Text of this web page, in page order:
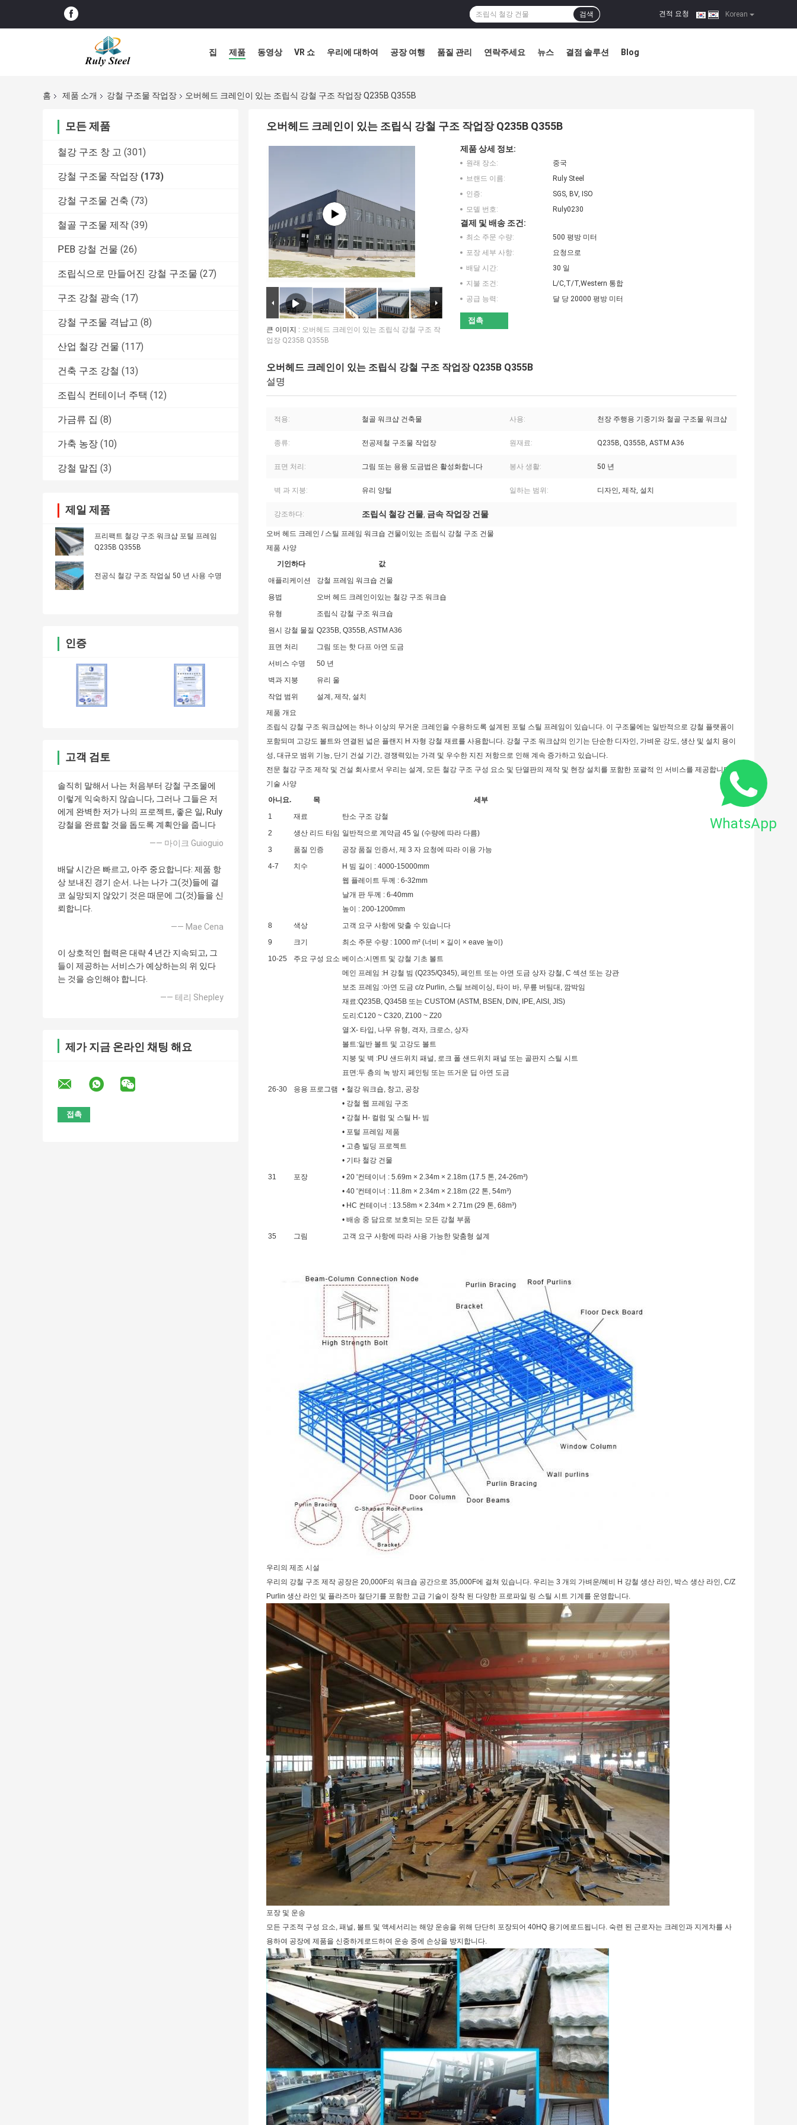
Korean
견적 요청 |
검색
집 제품 동영상 VR 쇼 우리에 대하여 공장 여행 품질 관리 연락주세요 뉴스 결점 솔루션 Blog
홈 제품 소개 강철 구조물 작업장 오버헤드 크레인이 있는 조립식 강철 구조 작업장 Q235B Q355B
모든 제품
철강 구조 창 고 (301)
강철 구조물 작업장 (173)
강철 구조물 건축 (73)
철골 구조물 제작 (39)
PEB 강철 건물 (26)
조립식으로 만들어진 강철 구조물 (27)
구조 강철 광속 (17)
강철 구조물 격납고 (8)
산업 철강 건물 (117)
건축 구조 강철 (13)
조립식 컨테이너 주택 (12)
가금류 집 (8)
가축 농장 (10)
강철 말집 (3)
제일 제품
프리팩트 철강 구조 워크샵 포털 프레임
Q235B Q355B
전공식 철강 구조 작업실 50 년 사용 수명
인증
고객 검토
솔직히 말해서 나는 처음부터 강철 구조물에
이렇게 익숙하지 않습니다, 그러나 그들은 저
에게 완벽한 저가 나의 프로젝트, 좋은 일, Ruly
강철을 완료할 것을 돕도록 계획안을 줍니다
—— 마이크 Guioguio
배달 시간은 빠르고, 아주 중요합니다: 제품 항
상 보내진 경기 순서. 나는 나가 그(것)들에 결
코 실망되지 않았기 것은 때문에 그(것)들을 신
뢰합니다.
—— Mae Cena
이 상호적인 협력은 대략 4 년간 지속되고, 그
들이 제공하는 서비스가 예상하는의 위 있다
는 것을 승인해야 합니다.
—— 테리 Shepley
제가 지금 온라인 채팅 해요
오버헤드 크레인이 있는 조립식 강철 구조 작업장 Q235B Q355B
큰 이미지 : 오버헤드 크레인이 있는 조립식 강철 구조 작
업장 Q235B Q355B
제품 상세 정보:
원래 장소:
중국
브랜드 이름:
Ruly Steel
인증:
SGS, BV, ISO
모델 번호:
Ruly0230
결제 및 배송 조건:
최소 주문 수량:
500 평방 미터
포장 세부 사항:
요청으로
배달 시간:
30 일
지불 조건:
L/C,T/T,Western 통합
공급 능력:
달 당 20000 평방 미터
접촉
오버헤드 크레인이 있는 조립식 강철 구조 작업장 Q235B Q355B
설명
적용: 철골 워크샵 건축물 사용: 천장 주행용 기중기와 철골 구조물 워크샵
종류: 전공제철 구조물 작업장 원재료: Q235B, Q355B, ASTM A36
표면 처리: 그림 또는 용융 도금법은 활성화합니다 봉사 생활: 50 년
벽 과 지붕: 유리 양털 일하는 범위: 디자인, 제작, 설치
강조하다: 조립식 철강 건물, 금속 작업장 건물
오버 헤드 크레인 / 스틸 프레임 워크숍 건물이있는 조립식 강철 구조 건물
제품 사양
기인하다
값
애플리케이션
강철 프레임 워크숍 건물
용법
오버 헤드 크레인이있는 철강 구조 워크숍
유형
조립식 강철 구조 워크숍
원시 강철 물질 Q235B, Q355B, ASTM A36
표면 처리
그림 또는 핫 다프 아연 도금
서비스 수명
50 년
벽과 지붕
유리 울
작업 범위
설계, 제작, 설치
제품 개요
조립식 강철 구조 워크샵에는 하나 이상의 무거운 크레인을 수용하도록 설계된 포털 스틸 프레임이 있습니다. 이 구조물에는 일반적으로 강철 플랫폼이
포함되며 고강도 볼트와 연결된 넓은 플랜지 H 자형 강철 재료를 사용합니다. 강철 구조 워크샵의 인기는 단순한 디자인, 가벼운 강도, 생산 및 설치 용이
성, 대규모 범위 기능, 단기 건설 기간, 경쟁력있는 가격 및 우수한 지진 저항으로 인해 계속 증가하고 있습니다.
전문 철강 구조 제작 및 건설 회사로서 우리는 설계, 모든 철강 구조 구성 요소 및 단열판의 제작 및 현장 설치를 포함한 포괄적 인 서비스를 제공합니다.
기술 사양
아니요.
목
세부
1
재료
탄소 구조 강철
2
생산 리드 타임 일반적으로 계약금 45 일 (수량에 따라 다름)
3
품질 인증
공장 품질 인증서, 제 3 자 요청에 따라 이용 가능
4-7
치수
H 빔 길이 : 4000-15000mm
웹 플레이트 두께 : 6-32mm
날개 판 두께 : 6-40mm
높이 : 200-1200mm
8
색상
고객 요구 사항에 맞출 수 있습니다
9
크기
최소 주문 수량 : 1000 m² (너비 × 길이 × eave 높이)
10-25
주요 구성 요소 베이스:시멘트 및 강철 기초 볼트
메인 프레임 :H 강철 빔 (Q235/Q345), 페인트 또는 아연 도금 상자 강철, C 섹션 또는 강관
보조 프레임 :아연 도금 c/z Purlin, 스틸 브레이싱, 타이 바, 무릎 버팀대, 깜박임
재료:Q235B, Q345B 또는 CUSTOM (ASTM, BSEN, DIN, IPE, AISI, JIS)
도리:C120 ~ C320, Z100 ~ Z20
열:X- 타입, 나무 유형, 격자, 크로스, 상자
볼트:일반 볼트 및 고강도 볼트
지붕 및 벽 :PU 샌드위치 패널, 로크 폴 샌드위치 패널 또는 골판지 스틸 시트
표면:두 층의 녹 방지 페인팅 또는 뜨거운 딥 아연 도금
26-30
응용 프로그램 • 철강 워크숍, 창고, 공장
• 강철 웹 프레임 구조
• 강철 H- 컬럼 및 스틸 H- 빔
• 포털 프레임 제품
• 고층 빌딩 프로젝트
• 기타 철강 건물
31
포장
• 20 '컨테이너 : 5.69m × 2.34m × 2.18m (17.5 톤, 24-26m³)
• 40 '컨테이너 : 11.8m × 2.34m × 2.18m (22 톤, 54m³)
• HC 컨테이너 : 13.58m × 2.34m × 2.71m (29 톤, 68m³)
• 배송 중 담요로 보호되는 모든 강철 부품
35
그림 고객 요구 사항에 따라 사용 가능한 맞춤형 설계
우리의 제조 시설
우리의 강철 구조 제작 공장은 20,000F의 워크숍 공간으로 35,000F에 걸쳐 있습니다. 우리는 3 개의 가벼운/헤비 H 강철 생산 라인, 박스 생산 라인, C/Z
Purlin 생산 라인 및 플라즈마 절단기를 포함한 고급 기술이 장착 된 다양한 프로파일 링 스틸 시트 기계를 운영합니다.
포장 및 운송
모든 구조적 구성 요소, 패널, 볼트 및 액세서리는 해양 운송을 위해 단단히 포장되어 40HQ 용기에로드됩니다. 숙련 된 근로자는 크레인과 지게차를 사
용하여 공장에 제품을 신중하게로드하여 운송 중에 손상을 방지합니다.
WhatsApp